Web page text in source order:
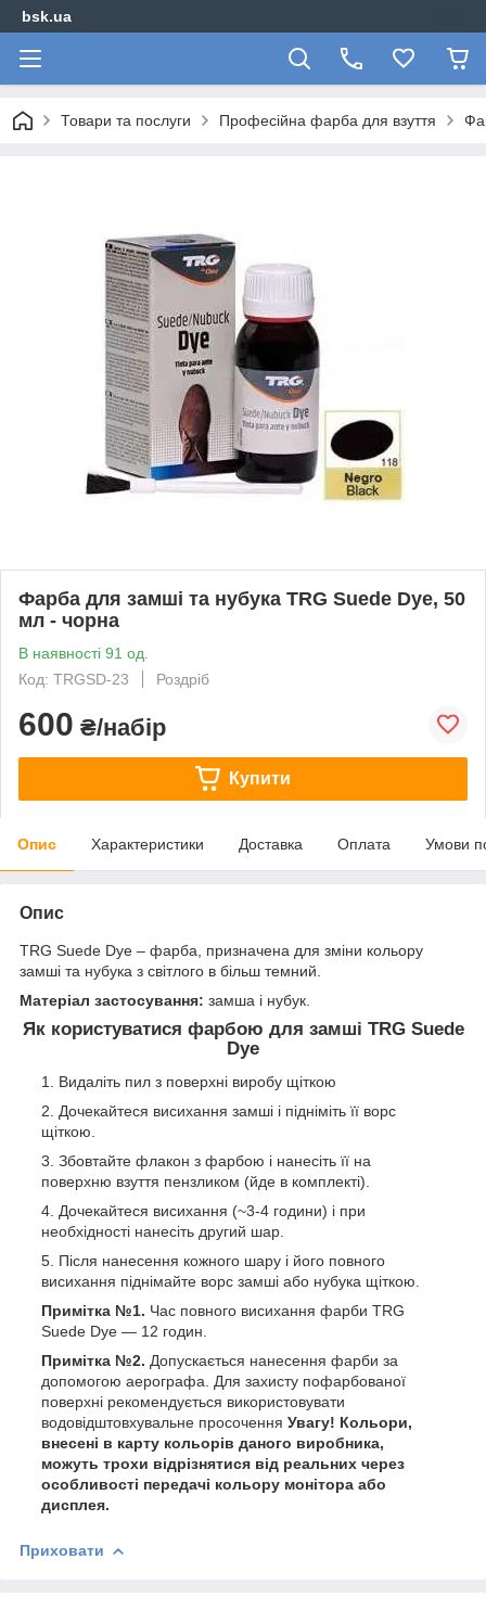
bsk.ua
Товари та послуги Професійна фарба для взуття
Фарба для замші та нубука TRG Suede Dye, 50
мл - чорна
В наявності 91 од.
Код: TRGSD-23
Роздріб
600 ₴/набір
Купити
Опис Характеристики Доставка Оплата Умови
Опис
TRG Suede Dye – фарба, призначена для зміни кольору
замші та нубука з світлого в більш темний.
Матеріал застосування: замша і нубук.
Як користуватися фарбою для замші TRG Suede
Dye
Видаліть пил з поверхні виробу щіткою
Дочекайтеся висихання замші і підніміть її ворс
щіткою.
Збовтайте флакон з фарбою і нанесіть її на
поверхню взуття пензликом (йде в комплекті).
Дочекайтеся висихання (~3-4 години) і при
необхідності нанесіть другий шар.
Після нанесення кожного шару і його повного
висихання піднімайте ворс замші або нубука щіткою.
Примітка №1. Час повного висихання фарби TRG
Suede Dye — 12 годин.
Примітка №2. Допускається нанесення фарби за
допомогою аерографа. Для захисту пофарбованої
поверхні рекомендується використовувати
водовідштовхувальне просочення Увагу! Кольори,
внесені в карту кольорів даного виробника,
можуть трохи відрізнятися від реальних через
особливості передачі кольору монітора або
дисплея.
Приховати